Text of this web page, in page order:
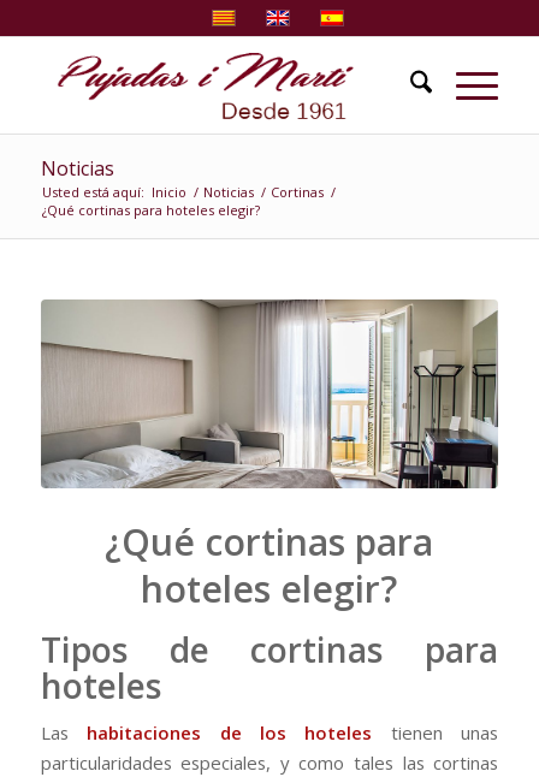
Noticias
Usted está aquí: Inicio / Noticias / Cortinas /
¿Qué cortinas para hoteles elegir?
¿Qué cortinas para
hoteles elegir?
Tipos de cortinas para
hoteles
Las habitaciones de los hoteles tienen unas
particularidades especiales, y como tales las cortinas